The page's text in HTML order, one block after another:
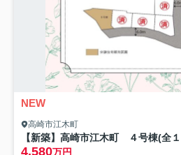
NEW
高崎市江木町
4,580万円